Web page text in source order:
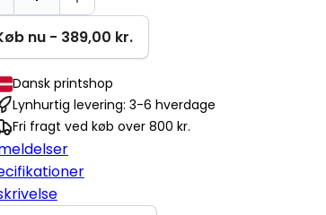
nu - 389,00 kr.
Dansk printshop
Lynhurtig levering: 3-6 hverdage
Fri fragt ved køb over 800 kr.